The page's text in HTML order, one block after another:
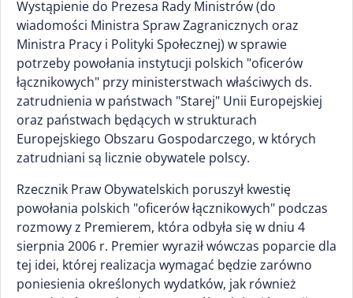
Wystąpienie do Prezesa Rady Ministrów (do
wiadomości Ministra Spraw Zagranicznych oraz
Ministra Pracy i Polityki Społecznej) w sprawie
potrzeby powołania instytucji polskich "oficerów
łącznikowych" przy ministerstwach właściwych ds.
zatrudnienia w państwach "Starej" Unii Europejskiej
oraz państwach będących w strukturach
Europejskiego Obszaru Gospodarczego, w których
zatrudniani są licznie obywatele polscy.
Rzecznik Praw Obywatelskich poruszył kwestię
powołania polskich "oficerów łącznikowych" podczas
rozmowy z Premierem, która odbyła się w dniu 4
sierpnia 2006 r. Premier wyraził wówczas poparcie dla
tej idei, której realizacja wymagać będzie zarówno
poniesienia określonych wydatków, jak również